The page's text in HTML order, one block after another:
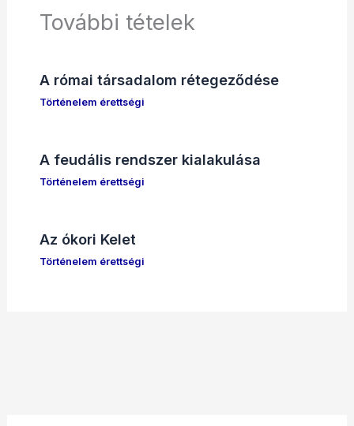
További tételek
A római társadalom rétegeződése
Történelem érettségi
A feudális rendszer kialakulása
Történelem érettségi
Az ókori Kelet
Történelem érettségi